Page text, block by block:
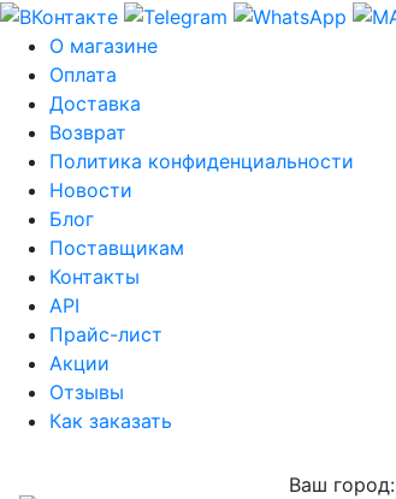
О магазине
Оплата
Доставка
Возврат
Политика конфиденциальности
Новости
Блог
Поставщикам
Контакты
API
Прайс-лист
Акции
Отзывы
Как заказать
Ваш город: